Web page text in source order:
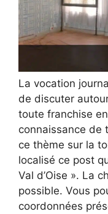
La vocation
de discuter
toute franchise
connaissance de
ce thème sur la
localisé ce post
Val d’Oise ». La
possible. Vous
coordonnées